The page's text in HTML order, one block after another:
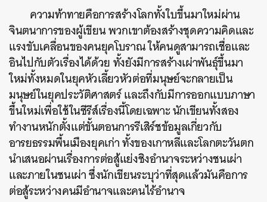
ความท้าทายคือการสร้างโลกทั้งใบขึ้นมาใหม่ผ่าน
จินตนาการของผู้เขียน พวกเขาต้องสร้างชุดความคิดและ
แรงขับเคลื่อนของคนยุคโบราณ ให้คนดูสามารถเชื่อและ
อินไปกับตัวเรื่องได้ด้วย ทั้งยังมีการสร้างเผ่าพันธุ์ขึ้นมา
ใหม่ทั้งหมดในยุคหัวเลี้ยวหัวต่อที่มนุษย์จะกลายเป็น
มนุษย์ในยุคประวัติศาสตร์ และถึงกับมีการออกแบบภาษา
ขึ้นใหม่เพื่อใช้ในซีรีส์เรื่องนี้โดยเฉพาะ นักเขียนทั้งสอง
ทำงานหนักตั้งแต่ขั้นตอนการรีเสิร์ชข้อมูลเกี่ยวกับ
อารยธรรมพื้นเมืองยุคเก่า ทั้งของเกาหลีและโลกตะวันตก
นำเสนอผ่านเรื่องการต่อสู้แย่งชิงอำนาจระหว่างชนเผ่า
และภายในชนเผ่า ซึ่งนักเขียนระบุว่าที่สุดแล้วมันคือการ
ต่อสู้ระหว่างคนมีอำนาจและคนไร้อำนาจ